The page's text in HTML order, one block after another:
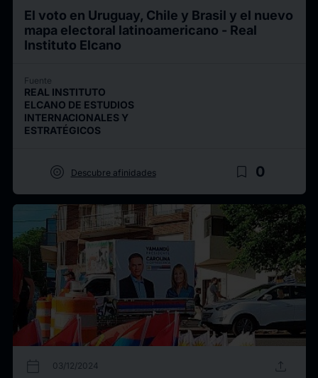
El voto en Uruguay, Chile y Brasil y el nuevo
mapa electoral latinoamericano - Real
Instituto Elcano
Fuente
REAL INSTITUTO
ELCANO DE ESTUDIOS
INTERNACIONALES Y
ESTRATÉGICOS
target Descubre afinidades bookmark_border 0
calendar_today 03/12/2024 upload